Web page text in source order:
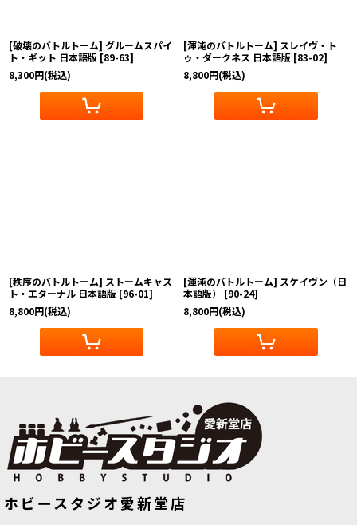
[破壊のバトルトーム] グルームスパイ
ト・ギット 日本語版 [89-63]
8,300円(税込)
[渾沌のバトルトーム] スレイヴ・ト
ゥ・ダークネス 日本語版 [83-02]
8,800円(税込)
[秩序のバトルトーム] ストームキャス
ト・エターナル 日本語版 [96-01]
8,800円(税込)
[渾沌のバトルトーム] スケイヴン（日
本語版）
[90-24]
8,800円(税込)
ホビースタジオ愛新堂店